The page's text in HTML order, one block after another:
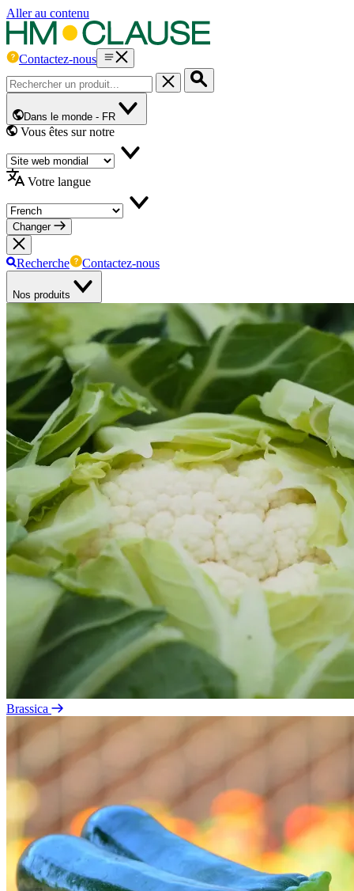
Aller au contenu
Contactez-nous
Dans le monde - FR
Vous êtes sur notre
Votre langue
Changer
Recherche Contactez-nous
Nos produits
Brassica